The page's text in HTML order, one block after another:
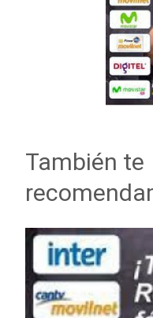
También te